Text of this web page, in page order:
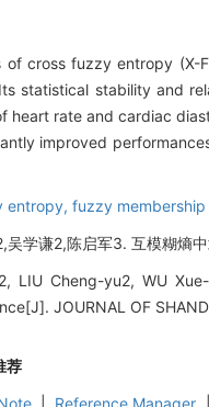
of cross fuzzy entropy
statistical stability and
rate and cardiac
improved
entropy, fuzzy
吴学谦2,陈启军3. 互模糊
LIU Cheng-yu2, WU
JOURNAL OF
荐